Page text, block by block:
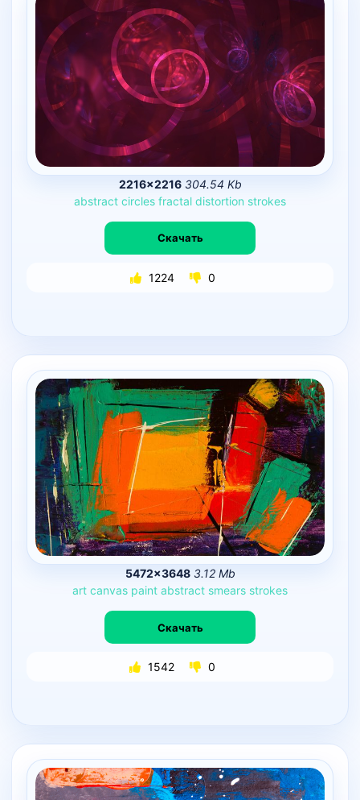
2216×2216 304.54 Kb
abstract circles fractal distortion strokes
Скачать
1224 0
5472×3648 3.12 Mb
art canvas paint abstract smears strokes
Скачать
1542 0